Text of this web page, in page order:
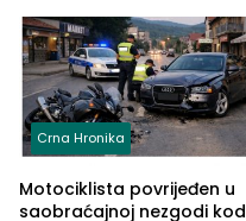
život koji nema cijenu“
Crna Hronika
Motociklista povrijeđen u
saobraćajnoj nezgodi kod